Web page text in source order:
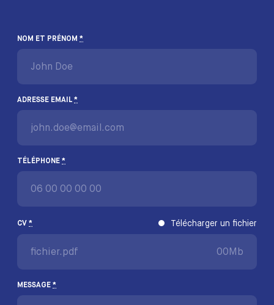
NOM ET PRÉNOM *
ADRESSE EMAIL *
TÉLÉPHONE *
CV * Télécharger un fichier
fichier.pdf 00Mb
MESSAGE *